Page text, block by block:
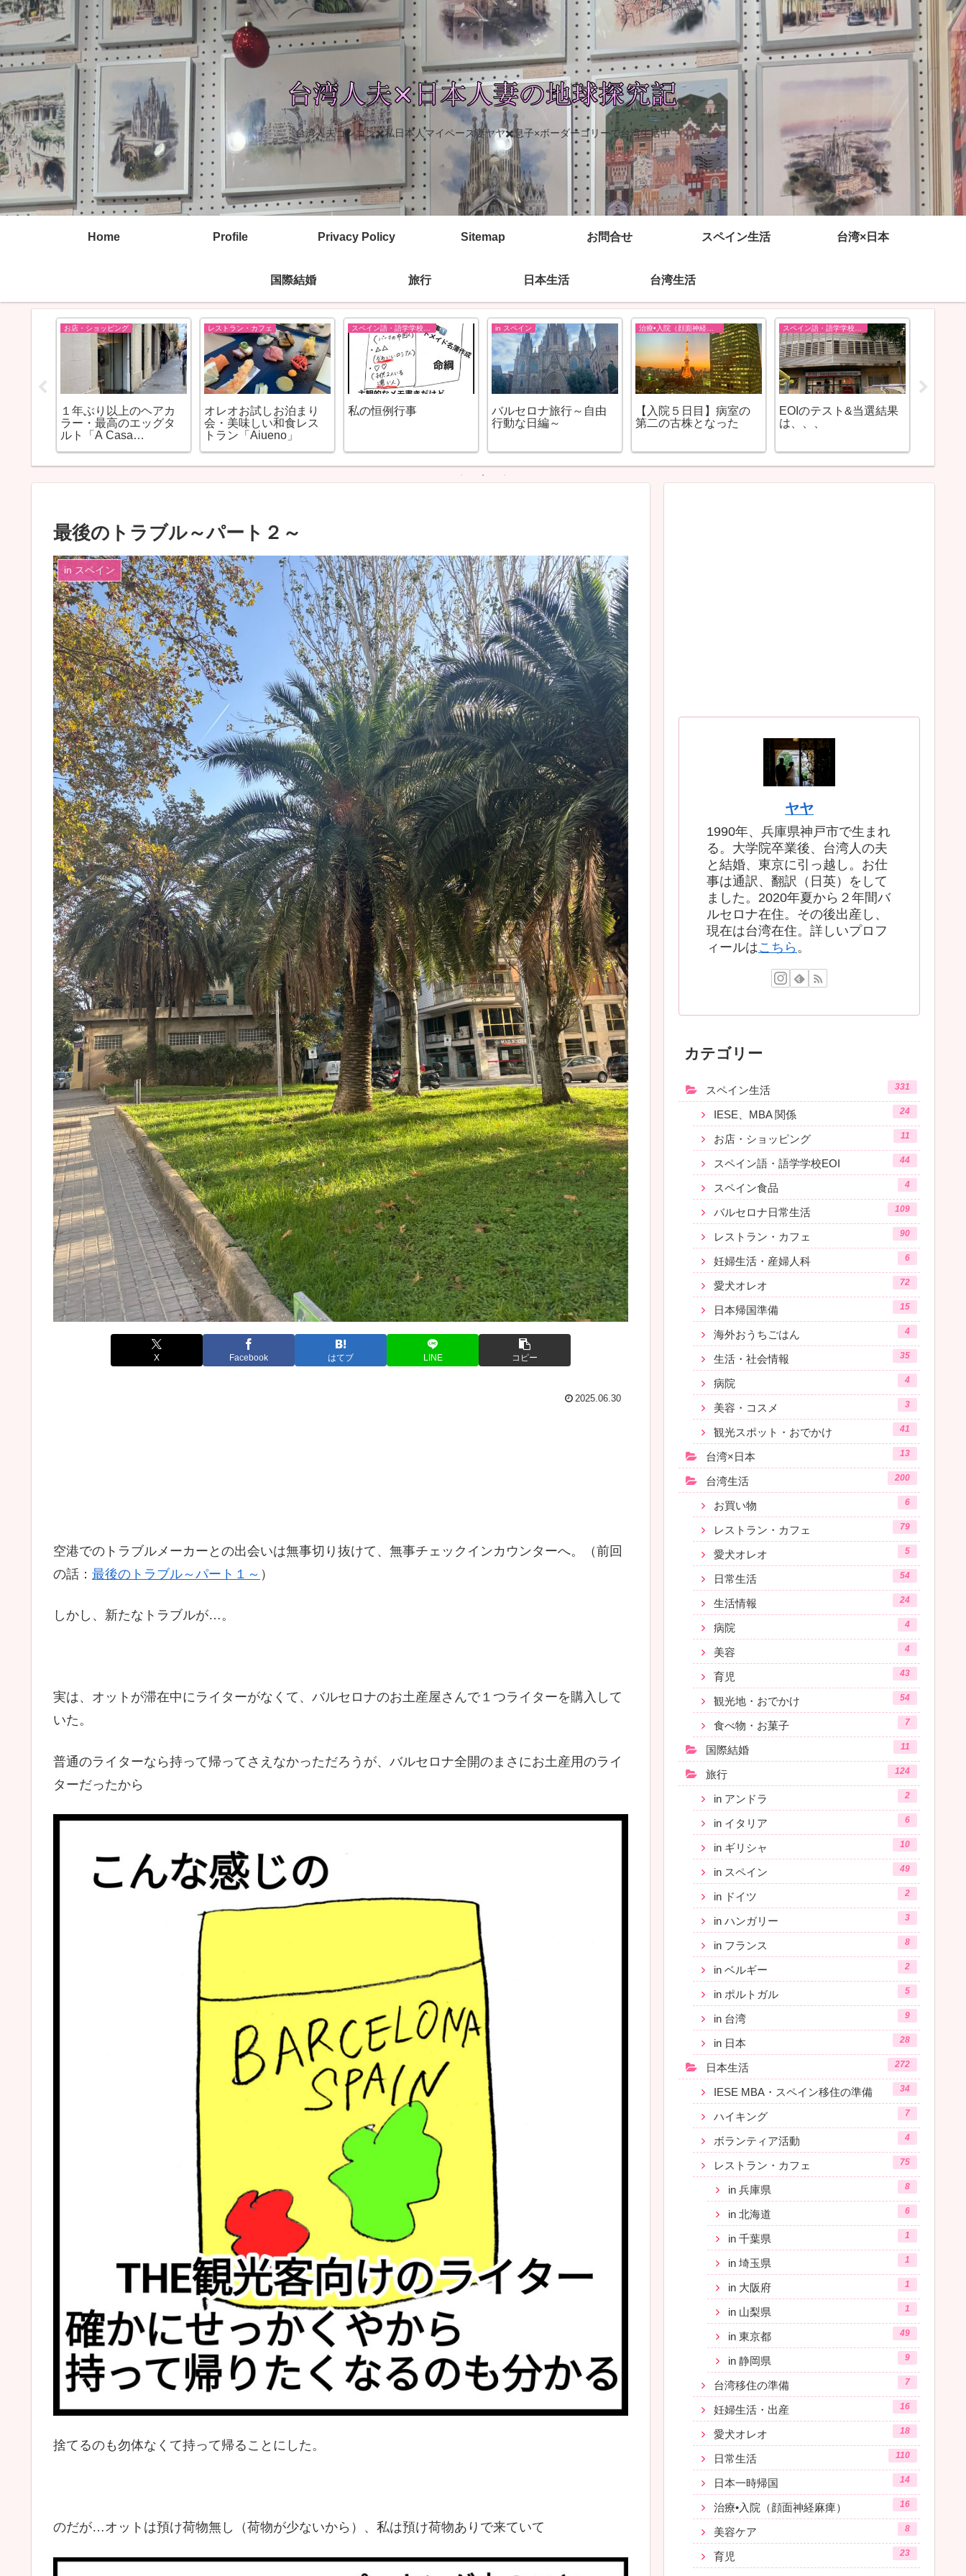
台湾人夫ゴンゴン✖️私日本人マイペース妻ヤヤ✖️息子×ボーダーコリーで台湾生活中
Home Profile Privacy Policy Sitemap お問合せ スペイン生活 台湾×日本
国際結婚 旅行 日本生活 台湾生活
お店・ショッピング
１年ぶり以上のヘアカ
ラー・最高のエッグタ
ルト「A Casa
レストラン・カフェ
オレオお試しお泊まり
会・美味しい和食レス
トラン「Aiueno」
私の恒例行事
in スペイン
バルセロナ旅行～自由
行動な日編～
【入院５日目】病室の
第二の古株となった
EOIのテスト&当選結果
は、、、
最後のトラブル～パート２～
in スペイン
X Facebook はてブ LINE コピー
2025.06.30
空港でのトラブルメーカーとの出会いは無事切り抜けて、無事チェックインカウンターへ。（前回
の話： 最後のトラブル～パート１～ ）
しかし、新たなトラブルが…。
実は、オットが滞在中にライターがなくて、バルセロナのお土産屋さんで１つライターを購入して
いた。
普通のライターなら持って帰ってさえなかっただろうが、バルセロナ全開のまさにお土産用のライ
ターだったから
捨てるのも勿体なくて持って帰ることにした。
のだが…オットは預け荷物無し（荷物が少ないから）、私は預け荷物ありで来ていて
ヤヤ
1990年、兵庫県神戸市で生まれ
る。大学院卒業後、台湾人の夫
と結婚、東京に引っ越し。お仕
事は通訳、翻訳（日英）をして
ました。2020年夏から２年間バ
ルセロナ在住。その後出産し、
現在は台湾在住。詳しいプロフ
ィールはこちら 。
カテゴリー
スペイン生活 331
IESE、MBA 関係 24
お店・ショッピング 11
スペイン語・語学学校EOI 44
スペイン食品 4
バルセロナ日常生活 109
レストラン・カフェ 90
妊婦生活・産婦人科 6
愛犬オレオ 72
日本帰国準備 15
海外おうちごはん 4
生活・社会情報 35
病院 4
美容・コスメ 3
観光スポット・おでかけ 41
台湾×日本 13
台湾生活 200
お買い物 6
レストラン・カフェ 79
愛犬オレオ 5
日常生活 54
生活情報 24
病院 4
美容 4
育児 43
観光地・おでかけ 54
食べ物・お菓子 7
国際結婚 11
旅行 124
in アンドラ 2
in イタリア 6
in ギリシャ 10
in スペイン 49
in ドイツ 2
in ハンガリー 3
in フランス 8
in ベルギー 2
in ポルトガル 5
in 台湾 9
in 日本 28
日本生活 272
IESE MBA・スペイン移住の準備 34
ハイキング 7
ボランティア活動 4
レストラン・カフェ 75
in 兵庫県 8
in 北海道 6
in 千葉県 1
in 埼玉県 1
in 大阪府 1
in 山梨県 1
in 東京都 49
in 静岡県 9
台湾移住の準備 7
妊婦生活・出産 16
愛犬オレオ 18
日常生活 110
日本一時帰国 14
治療•入院（顔面神経麻痺） 16
美容ケア 8
育児 23